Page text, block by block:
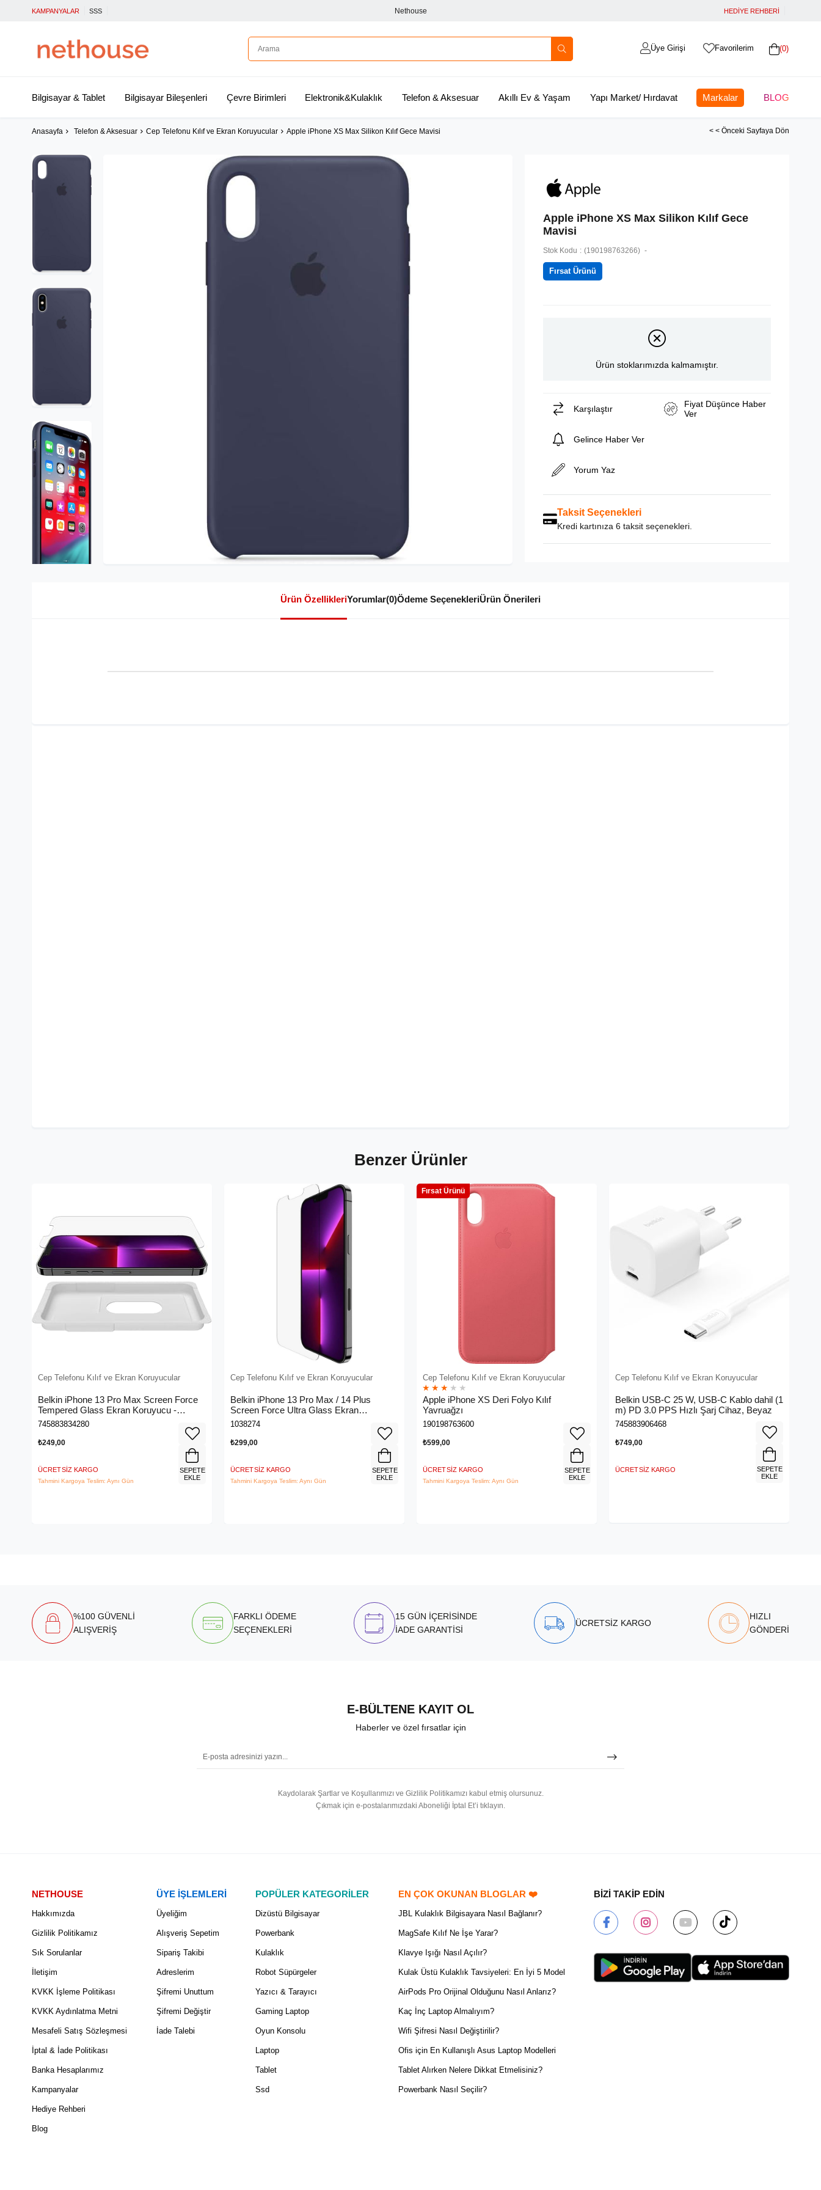
KAMPANYALAR SSS Nethouse HEDİYE REHBERİ
0
Favorilerim
Üye Girişi
Bilgisayar & Tablet Bilgisayar Bileşenleri Çevre Birimleri Elektronik&Kulaklık Telefon & Aksesuar Akıllı Ev & Yaşam Yapı Market/ Hırdavat Markalar BLOG
Anasayfa Telefon & Aksesuar Cep Telefonu Kılıf ve Ekran Koruyucular Apple iPhone XS Max Silikon Kılıf Gece Mavisi < < Önceki Sayfaya Dön
Apple iPhone XS Max Silikon Kılıf Gece
Mavisi
Stok Kodu (190198763266)
Fırsat Ürünü
Ürün stoklarımızda kalmamıştır.
Karşılaştır
Fiyat Düşünce Haber
Ver
Gelince Haber Ver
Yorum Yaz
Taksit Seçenekleri
Kredi kartınıza 6 taksit seçenekleri.
Ürün ÖzellikleriYorumlar(0)Ödeme SeçenekleriÜrün Önerileri
Benzer Ürünler
Cep Telefonu Kılıf ve Ekran Koruyucular
Belkin iPhone 13 Pro Max Screen Force
Tempered Glass Ekran Koruyucu -
OvaO70ZZ
745883834280
₺249,00
ÜCRETSIZ KARGO
Tahmini Kargoya Teslim: Aynı Gün
SEPETE
EKLE
Cep Telefonu Kılıf ve Ekran Koruyucular
Belkin iPhone 13 Pro Max / 14 Plus
Screen Force Ultra Glass Ekran
Koruyucu - Ova079ZZ
1038274
₺299,00
ÜCRETSIZ KARGO
Tahmini Kargoya Teslim: Aynı Gün
SEPETE
EKLE
Cep Telefonu Kılıf ve Ekran Koruyucular
★ ★ ★ ★ ★
Apple iPhone XS Deri Folyo Kılıf
Yavruağzı
190198763600
₺599,00
ÜCRETSIZ KARGO
Tahmini Kargoya Teslim: Aynı Gün
Fırsat Ürünü
SEPETE
EKLE
Cep Telefonu Kılıf ve Ekran Koruyucular
Belkin USB-C 25 W, USB-C Kablo dahil (1
m) PD 3.0 PPS Hızlı Şarj Cihaz, Beyaz
745883906468
₺749,00
ÜCRETSIZ KARGO
SEPETE
EKLE
%100 GÜVENLİ
ALIŞVERİŞ
FARKLI ÖDEME
SEÇENEKLERİ
15 GÜN İÇERİSİNDE
İADE GARANTİSİ
ÜCRETSİZ KARGO
HIZLI
GÖNDERİ
E-BÜLTENE KAYIT OL
Haberler ve özel fırsatlar için
Kaydolarak Şartlar ve Koşullarımızı ve Gizlilik Politikamızı kabul etmiş olursunuz.
Çıkmak için e-postalarımızdaki Aboneliği İptal Et’i tıklayın.
NETHOUSE
Hakkımızda
Gizlilik Politikamız
Sık Sorulanlar
İletişim
KVKK İşleme Politikası
KVKK Aydınlatma Metni
Mesafeli Satış Sözleşmesi
İptal & İade Politikası
Banka Hesaplarımız
Kampanyalar
Hediye Rehberi
Blog
ÜYE İŞLEMLERİ
Üyeliğim
Alışveriş Sepetim
Sipariş Takibi
Adreslerim
Şifremi Unuttum
Şifremi Değiştir
İade Talebi
POPÜLER KATEGORİLER
Dizüstü Bilgisayar
Powerbank
Kulaklık
Robot Süpürgeler
Yazıcı & Tarayıcı
Gaming Laptop
Oyun Konsolu
Laptop
Tablet
Ssd
EN ÇOK OKUNAN BLOGLAR ❤️
JBL Kulaklık Bilgisayara Nasıl Bağlanır?
MagSafe Kılıf Ne İşe Yarar?
Klavye Işığı Nasıl Açılır?
Kulak Üstü Kulaklık Tavsiyeleri: En İyi 5 Model
AirPods Pro Orijinal Olduğunu Nasıl Anlarız?
Kaç İnç Laptop Almalıyım?
Wifi Şifresi Nasıl Değiştirilir?
Ofis için En Kullanışlı Asus Laptop Modelleri
Tablet Alırken Nelere Dikkat Etmelisiniz?
Powerbank Nasıl Seçilir?
BİZİ TAKİP EDİN